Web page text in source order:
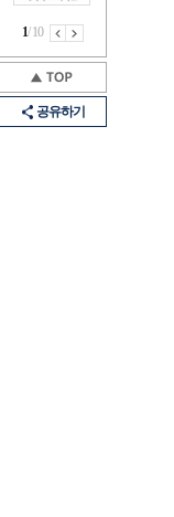
1/10
공유하기